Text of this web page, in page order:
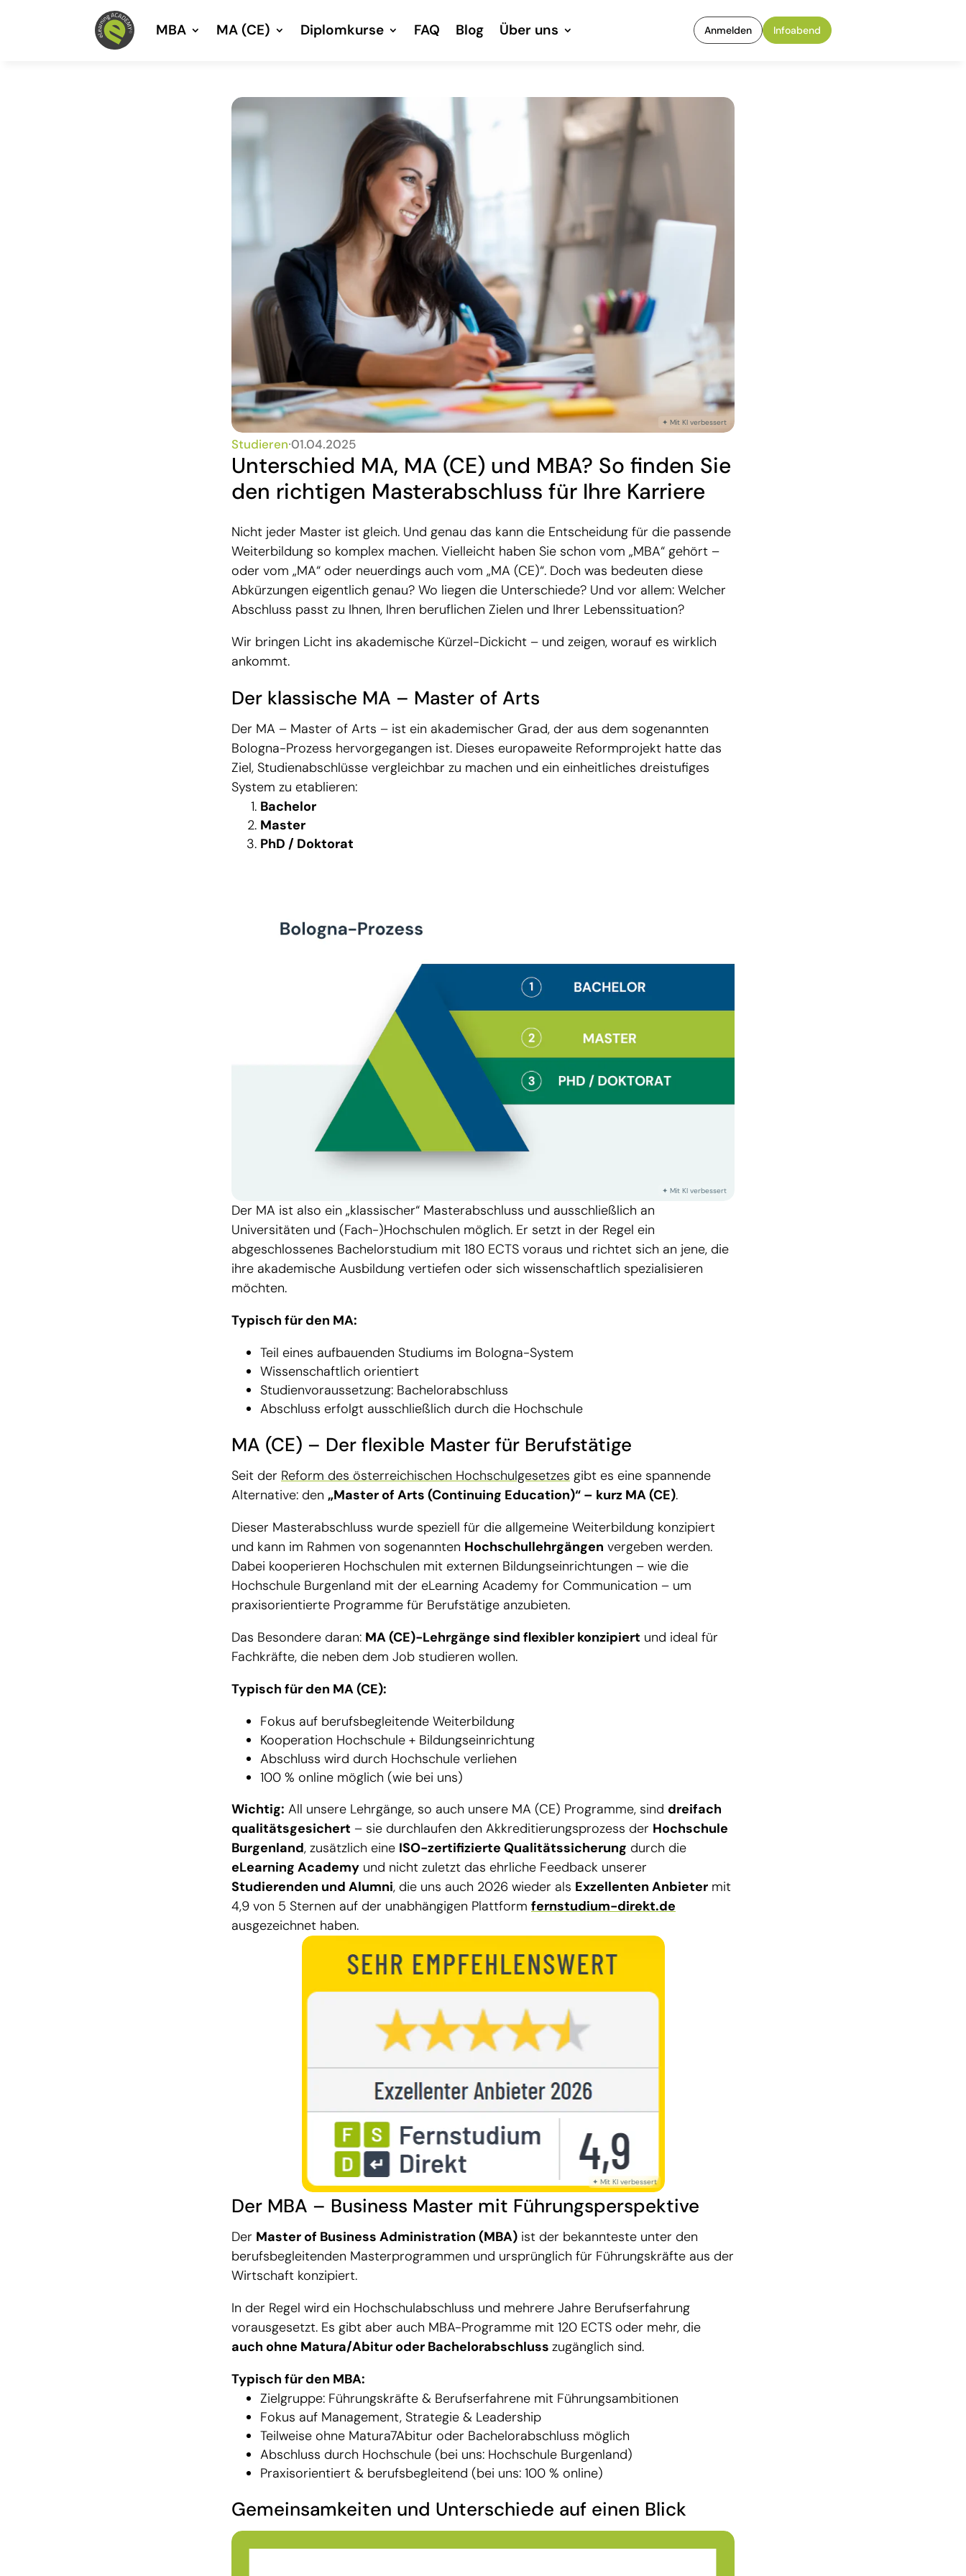
MBA MA (CE) Diplomkurse FAQ Blog Über uns Anmelden Infoabend
Studieren∙01.04.2025
Unterschied MA, MA (CE) und MBA? So finden Sie
den richtigen Masterabschluss für Ihre Karriere
Nicht jeder Master ist gleich. Und genau das kann die Entscheidung für die passende
Weiterbildung so komplex machen. Vielleicht haben Sie schon vom „MBA“ gehört –
oder vom „MA“ oder neuerdings auch vom „MA (CE)“. Doch was bedeuten diese
Abkürzungen eigentlich genau? Wo liegen die Unterschiede? Und vor allem: Welcher
Abschluss passt zu Ihnen, Ihren beruflichen Zielen und Ihrer Lebenssituation?
Wir bringen Licht ins akademische Kürzel-Dickicht – und zeigen, worauf es wirklich
ankommt.
Der klassische MA – Master of Arts
Der MA – Master of Arts – ist ein akademischer Grad, der aus dem sogenannten
Bologna-Prozess hervorgegangen ist. Dieses europaweite Reformprojekt hatte das
Ziel, Studienabschlüsse vergleichbar zu machen und ein einheitliches dreistufiges
System zu etablieren:
Bachelor
Master
PhD / Doktorat
Der MA ist also ein „klassischer“ Masterabschluss und ausschließlich an
Universitäten und (Fach-)Hochschulen möglich. Er setzt in der Regel ein
abgeschlossenes Bachelorstudium mit 180 ECTS voraus und richtet sich an jene, die
ihre akademische Ausbildung vertiefen oder sich wissenschaftlich spezialisieren
möchten.
Typisch für den MA:
Teil eines aufbauenden Studiums im Bologna-System
Wissenschaftlich orientiert
Studienvoraussetzung: Bachelorabschluss
Abschluss erfolgt ausschließlich durch die Hochschule
MA (CE) – Der flexible Master für Berufstätige
Seit der Reform des österreichischen Hochschulgesetzes gibt es eine spannende
Alternative: den „Master of Arts (Continuing Education)“ – kurz MA (CE).
Dieser Masterabschluss wurde speziell für die allgemeine Weiterbildung konzipiert
und kann im Rahmen von sogenannten Hochschullehrgängen vergeben werden.
Dabei kooperieren Hochschulen mit externen Bildungseinrichtungen – wie die
Hochschule Burgenland mit der eLearning Academy for Communication – um
praxisorientierte Programme für Berufstätige anzubieten.
Das Besondere daran: MA (CE)-Lehrgänge sind flexibler konzipiert und ideal für
Fachkräfte, die neben dem Job studieren wollen.
Typisch für den MA (CE):
Fokus auf berufsbegleitende Weiterbildung
Kooperation Hochschule + Bildungseinrichtung
Abschluss wird durch Hochschule verliehen
100 % online möglich (wie bei uns)
Wichtig: All unsere Lehrgänge, so auch unsere MA (CE) Programme, sind dreifach
qualitätsgesichert – sie durchlaufen den Akkreditierungsprozess der Hochschule
Burgenland, zusätzlich eine ISO-zertifizierte Qualitätssicherung durch die
eLearning Academy und nicht zuletzt das ehrliche Feedback unserer
Studierenden und Alumni, die uns auch 2026 wieder als Exzellenten Anbieter mit
4,9 von 5 Sternen auf der unabhängigen Plattform fernstudium-direkt.de
ausgezeichnet haben.
Der MBA – Business Master mit Führungsperspektive
Der Master of Business Administration (MBA) ist der bekannteste unter den
berufsbegleitenden Masterprogrammen und ursprünglich für Führungskräfte aus der
Wirtschaft konzipiert.
In der Regel wird ein Hochschulabschluss und mehrere Jahre Berufserfahrung
vorausgesetzt. Es gibt aber auch MBA-Programme mit 120 ECTS oder mehr, die
auch ohne Matura/Abitur oder Bachelorabschluss zugänglich sind.
Typisch für den MBA:
Zielgruppe: Führungskräfte & Berufserfahrene mit Führungsambitionen
Fokus auf Management, Strategie & Leadership
Teilweise ohne Matura7Abitur oder Bachelorabschluss möglich
Abschluss durch Hochschule (bei uns: Hochschule Burgenland)
Praxisorientiert & berufsbegleitend (bei uns: 100 % online)
Gemeinsamkeiten und Unterschiede auf einen Blick